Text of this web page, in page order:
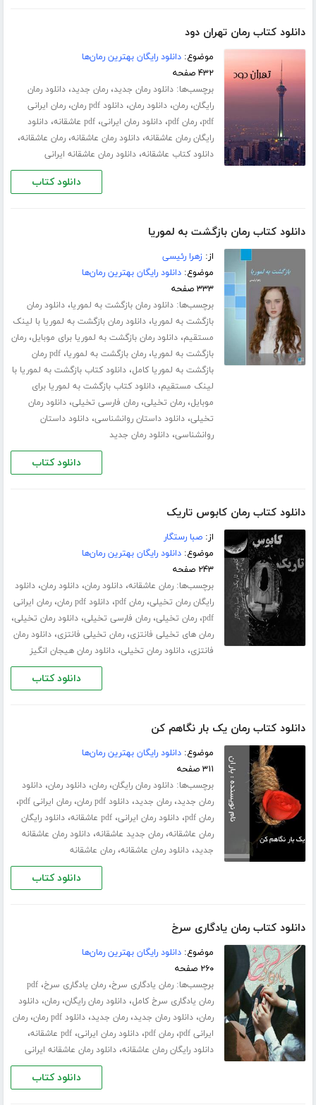
دانلود کتاب رمان تهران دود
موضوع:دانلود رایگان بهترین رمان‌ها
۴۳۲ صفحه
برچسب‌ها:دانلود رمان جدید،رمان جدید،دانلود رمان
رایگان،رمان،دانلود رمان،دانلود pdf رمان ،رمان ایرانی
pdf،رمان pdf ،دانلود رمان ایرانی،pdf عاشقانه ،دانلود
رایگان رمان عاشقانه،دانلود رمان عاشقانه،رمان عاشقانه،
دانلود کتاب عاشقانه،دانلود رمان عاشقانه ایرانی
دانلود کتاب
دانلود کتاب رمان بازگشت به لموریا
از:زهرا رئیسی
موضوع:دانلود رایگان بهترین رمان‌ها
۳۳۳ صفحه
برچسب‌ها:دانلود رمان بازگشت به لموریا،دانلود رمان
بازگشت به لموریا،دانلود رمان بازگشت به لموریا با لینک
مستقیم،دانلود رمان بازگشت به لموریا برای موبایل،رمان
بازگشت به لموریا،رمان بازگشت به لموریا،
pdf رمان
بازگشت به لموریا کامل،دانلود کتاب بازگشت به لموریا با
لینک مستقیم،دانلود کتاب بازگشت به لموریا برای
موبایل،رمان تخیلی،رمان فارسی تخیلی،دانلود رمان
تخیلی،دانلود داستان روانشناسی،دانلود داستان
روانشناسی،دانلود رمان جدید
دانلود کتاب
دانلود کتاب رمان کابوس تاریک
از:صبا رستگار
موضوع:دانلود رایگان بهترین رمان‌ها
۲۴۳ صفحه
برچسب‌ها:رمان عاشقانه،دانلود رمان،دانلود رمان،دانلود
رایگان رمان تخیلی،رمان pdf ،دانلود pdf رمان ،رمان ایرانی
pdf،رمان تخیلی،رمان فارسی تخیلی،دانلود رمان تخیلی،
رمان های تخیلی فانتزی،رمان تخیلی فانتزی،دانلود رمان
فانتزی،دانلود رمان تخیلی،دانلود رمان هیجان انگیز
دانلود کتاب
دانلود کتاب رمان یک بار نگاهم کن
موضوع:دانلود رایگان بهترین رمان‌ها
۳۱۱ صفحه
برچسب‌ها:دانلود رمان رایگان،رمان،دانلود رمان،دانلود
رمان جدید،رمان جدید،دانلود pdf رمان ،رمان ایرانی pdf ،
رمان pdf ،دانلود رمان ایرانی،pdf عاشقانه ،دانلود رایگان
رمان عاشقانه،رمان جدید عاشقانه،دانلود رمان عاشقانه
جدید،دانلود رمان عاشقانه،رمان عاشقانه
دانلود کتاب
دانلود کتاب رمان یادگاری سرخ
موضوع:دانلود رایگان بهترین رمان‌ها
۲۶۰ صفحه
برچسب‌ها:رمان یادگاری سرخ،رمان یادگاری سرخ،pdf
رمان یادگاری سرخ کامل،دانلود رمان رایگان،رمان،دانلود
رمان،دانلود رمان جدید،رمان جدید،دانلود pdf رمان ،رمان
ایرانی pdf
،رمان pdf ،دانلود رمان ایرانی،pdf عاشقانه ،
دانلود رایگان رمان عاشقانه،دانلود رمان عاشقانه ایرانی
دانلود کتاب